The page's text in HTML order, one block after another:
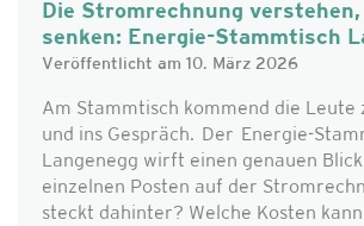
Die Stromrechnung
senken: Energie-Stammtisch
Veröffentlicht am 10. März 2026
Am Stammtisch kommend die Leute
und ins Gespräch. Der Energie-
Langenegg wirft einen genauen
einzelnen Posten auf der
steckt dahinter? Welche Kosten